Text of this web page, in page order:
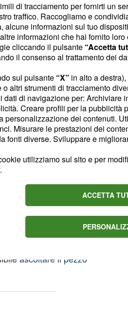
dj avrebbe
ma non ci
che hanno
sui social, l'ira del
al fatto che
sul palco, avrebbe
hit di Salmo,
album solista
che non è
ascoltare il pezzo
di tracciamento per fornirti un
traffico. Raccogliamo e
informazioni sul tuo
informazioni che hai fornito
cliccando il pulsante “Accetta
il consenso al trattamento dei
sul pulsante “X” in alto a
altri strumenti di tracciamento
dati di navigazione per:
Creare profili per la
personalizzazione dei contenuti.
Misurare le prestazioni dei
fonti diverse. Sviluppare e
utilizziamo sul sito e per
.
ACCETTA